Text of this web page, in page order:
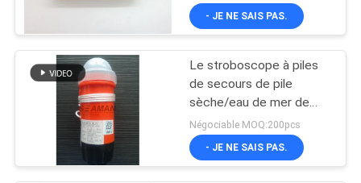
gilet de sauvetage
de sport aquatique
16
offshore Ex ib IIB T4 Gb
- JE NE SAIS PAS.
Le stroboscope à piles
de secours de pile
sèche/eau de mer de
lumière de veste
d'espèce marine s'allume
Négociable MOQ:200pcs
- JE NE SAIS PAS.